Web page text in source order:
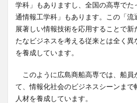
学科」もありますし、全国の高専でた
通情報工学科」もあります。この「流
展著しい情報技術を応用することで
たなビジネスを考える従来とは全く
を養成しています。
このように広島商船高専では、船員
て、情報化社会のビジネスシーンまで
人材を養成しています。